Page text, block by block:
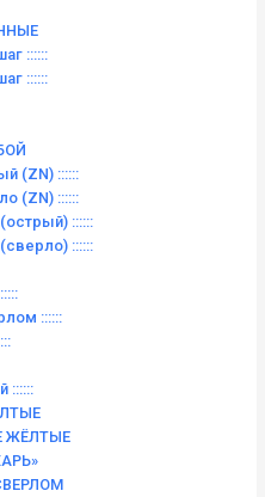
::::::
::::::
(ZN) ::::::
(ZN) ::::::
::::::
::::::
::::::
::::::
ЖЁЛТЫЕ